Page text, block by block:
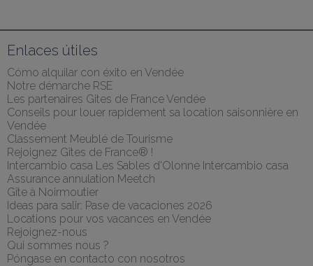
Enlaces útiles
Cómo alquilar con éxito en Vendée
Notre démarche RSE
Les partenaires Gites de France Vendée
Conseils pour louer rapidement sa location saisonnière en
Vendée
Classement Meublé de Tourisme
Rejoignez Gîtes de France® !
Intercambio casa Les Sables d'Olonne Intercambio casa
Assurance annulation Meetch
Gîte à Noirmoutier
Ideas para salir: Pase de vacaciones 2026
Locations pour vos vacances en Vendée
Rejoignez-nous
Qui sommes nous ?
Póngase en contacto con nosotros